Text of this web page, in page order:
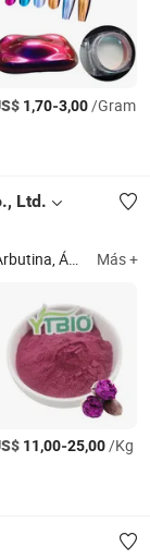
1,70-3,00/Gram
Ltd.
Astaxantina, Mononucleótido de Nicotinamida, Arbutina, Ácido Sialico, Resveratrol, Creatina Monohidratada, Coenzima Q10, Retinal, Extracto de Centella Asiática, Hesperidina Más +
11,00-25,00/Kg